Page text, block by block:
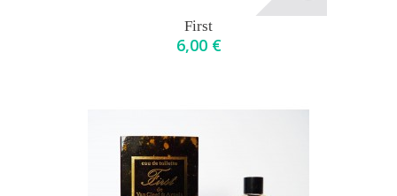
First
6,00 €